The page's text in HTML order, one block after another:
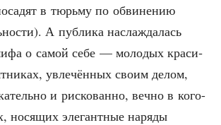
в тюрь­му по обви­не­нию
А пуб­ли­ка насла­жда­лась
о самой себе — моло­дых кра­си­
увле­чён­ных сво­им делом,
и рис­ко­ван­но, веч­но в кого-
нося­щих эле­гант­ные наря­ды